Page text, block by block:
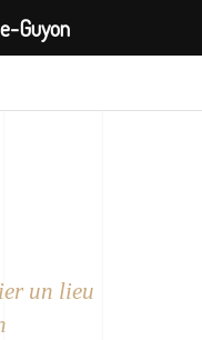
un lieu
Guyon